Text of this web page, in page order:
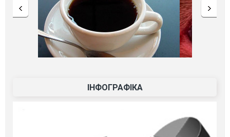
ІНФОГРАФІКА